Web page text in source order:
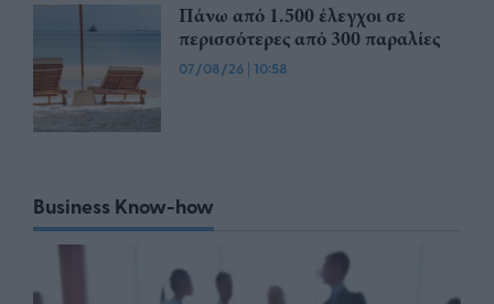
Πάνω από 1.500 έλεγχοι σε
περισσότερες από 300 παραλίες
07/08/26 | 10:58
Business Know-how